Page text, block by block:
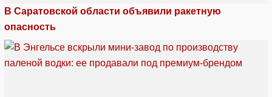
В Саратовской области объявили ракетную
опасность